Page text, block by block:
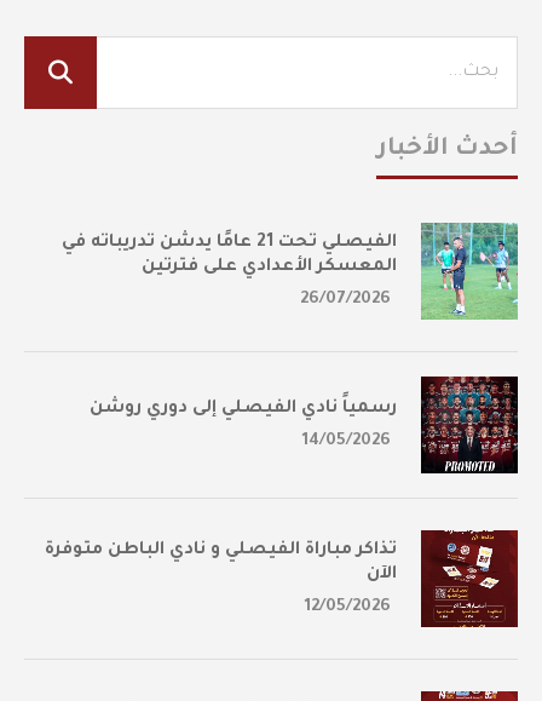
أحدث الأخبار
الفيصلي تحت 21 عامًا يدشن تدريباته في
المعسكر الأعدادي على فترتين
26/07/2026
رسمياً نادي الفيصلي إلى دوري روشن
14/05/2026
تذاكر مباراة الفيصلي و نادي الباطن متوفرة
الآن
12/05/2026